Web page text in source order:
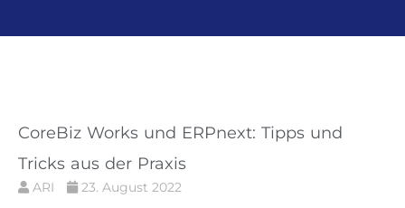
CoreBiz Works und ERPnext: Tipps und
Tricks aus der Praxis
ARI 23. August 2022
Seite Seite Seite Seite Seite